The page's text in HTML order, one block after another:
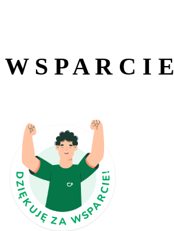
W S P A R C I E